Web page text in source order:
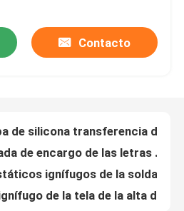
Contacto
El resplandor al por mayor de Rolls de Htv del vinilo blanco del brillo en la noche en la oscuridad proporciona las hojas de corte
Ropa repugnante de ESA Protective Firefighters Uniforms Fire de la ropa de la lucha contra el fuego
Camisas reflexivas del amarillo de la seguridad de las camisas de la seguridad de la manga larga con las rayas reflexivas
Soldador uniforme Fire Resistant Apparel hola de Vis Fire Retardant Coveralls Cotton de la seguridad anti ligera de los azules marinos